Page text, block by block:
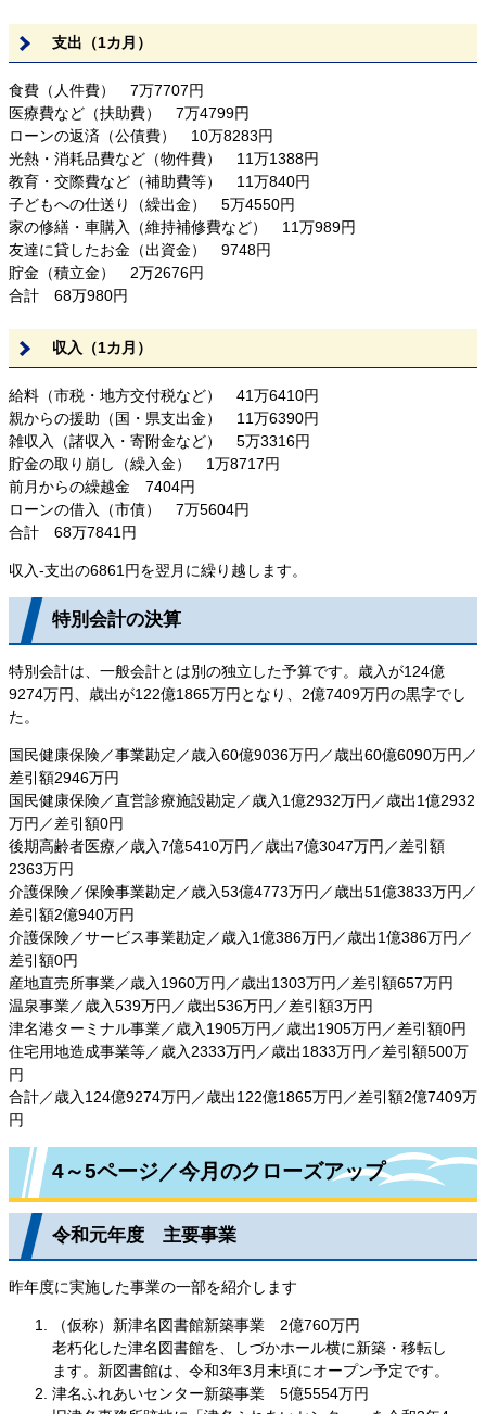
支出（1カ月）
食費（人件費） 7万7707円
医療費など（扶助費） 7万4799円
ローンの返済（公債費） 10万8283円
光熱・消耗品費など（物件費） 11万1388円
教育・交際費など（補助費等） 11万840円
子どもへの仕送り（繰出金） 5万4550円
家の修繕・車購入（維持補修費など） 11万989円
友達に貸したお金（出資金） 9748円
貯金（積立金） 2万2676円
合計 68万980円
収入（1カ月）
給料（市税・地方交付税など） 41万6410円
親からの援助（国・県支出金） 11万6390円
雑収入（諸収入・寄附金など） 5万3316円
貯金の取り崩し（繰入金） 1万8717円
前月からの繰越金 7404円
ローンの借入（市債） 7万5604円
合計 68万7841円
収入-支出の6861円を翌月に繰り越します。
特別会計の決算
特別会計は、一般会計とは別の独立した予算です。歳入が124億
9274万円、歳出が122億1865万円となり、2億7409万円の黒字でし
た。
国民健康保険／事業勘定／歳入60億9036万円／歳出60億6090万円／
差引額2946万円
国民健康保険／直営診療施設勘定／歳入1億2932万円／歳出1億2932
万円／差引額0円
後期高齢者医療／歳入7億5410万円／歳出7億3047万円／差引額
2363万円
介護保険／保険事業勘定／歳入53億4773万円／歳出51億3833万円／
差引額2億940万円
介護保険／サービス事業勘定／歳入1億386万円／歳出1億386万円／
差引額0円
産地直売所事業／歳入1960万円／歳出1303万円／差引額657万円
温泉事業／歳入539万円／歳出536万円／差引額3万円
津名港ターミナル事業／歳入1905万円／歳出1905万円／差引額0円
住宅用地造成事業等／歳入2333万円／歳出1833万円／差引額500万
円
合計／歳入124億9274万円／歳出122億1865万円／差引額2億7409万
円
4～5ページ／今月のクローズアップ
令和元年度 主要事業
昨年度に実施した事業の一部を紹介します
（仮称）新津名図書館新築事業 2億760万円
老朽化した津名図書館を、しづかホール横に新築・移転し
ます。新図書館は、令和3年3月末頃にオープン予定です。
津名ふれあいセンター新築事業 5億5554万円